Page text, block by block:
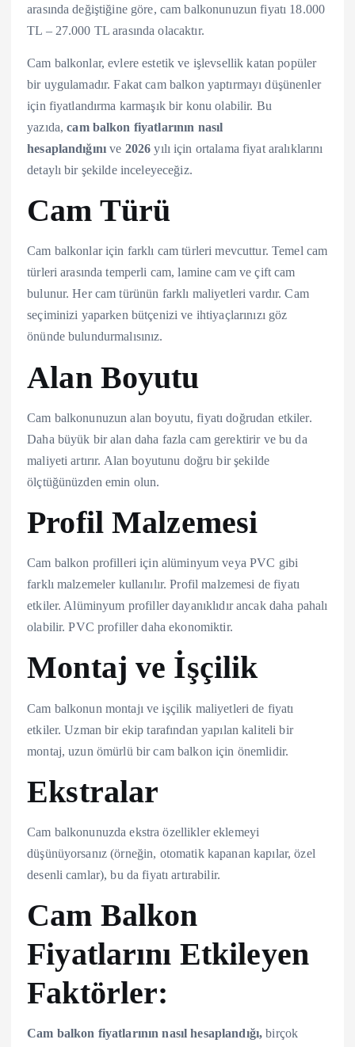
arasında değiştiğine göre, cam balkonunuzun fiyatı 18.000
TL – 27.000 TL arasında olacaktır.
Cam balkonlar, evlere estetik ve işlevsellik katan popüler
bir uygulamadır. Fakat cam balkon yaptırmayı düşünenler
için fiyatlandırma karmaşık bir konu olabilir. Bu
yazıda,cam balkon fiyatlarının nasıl
hesaplandığını ve 2026 yılı için ortalama fiyat aralıklarını
detaylı bir şekilde inceleyeceğiz.
Cam Türü
Cam balkonlar için farklı cam türleri mevcuttur. Temel cam
türleri arasında temperli cam, lamine cam ve çift cam
bulunur. Her cam türünün farklı maliyetleri vardır. Cam
seçiminizi yaparken bütçenizi ve ihtiyaçlarınızı göz
önünde bulundurmalısınız.
Alan Boyutu
Cam balkonunuzun alan boyutu, fiyatı doğrudan etkiler.
Daha büyük bir alan daha fazla cam gerektirir ve bu da
maliyeti artırır. Alan boyutunu doğru bir şekilde
ölçtüğünüzden emin olun.
Profil Malzemesi
Cam balkon profilleri için alüminyum veya PVC gibi
farklı malzemeler kullanılır. Profil malzemesi de fiyatı
etkiler. Alüminyum profiller dayanıklıdır ancak daha pahalı
olabilir. PVC profiller daha ekonomiktir.
Montaj ve İşçilik
Cam balkonun montajı ve işçilik maliyetleri de fiyatı
etkiler. Uzman bir ekip tarafından yapılan kaliteli bir
montaj, uzun ömürlü bir cam balkon için önemlidir.
Ekstralar
Cam balkonunuzda ekstra özellikler eklemeyi
düşünüyorsanız (örneğin, otomatik kapanan kapılar, özel
desenli camlar), bu da fiyatı artırabilir.
Cam Balkon
Fiyatlarını Etkileyen
Faktörler:
Cam balkon fiyatlarının nasıl hesaplandığı, birçok